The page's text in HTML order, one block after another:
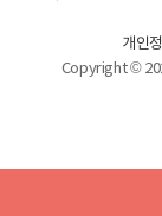
개인
Copyright ©